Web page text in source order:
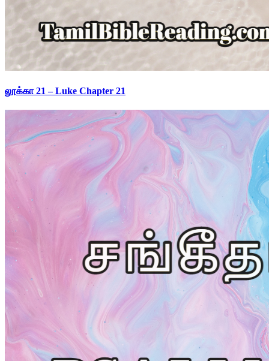
லூக்கா 21 – Luke Chapter 21